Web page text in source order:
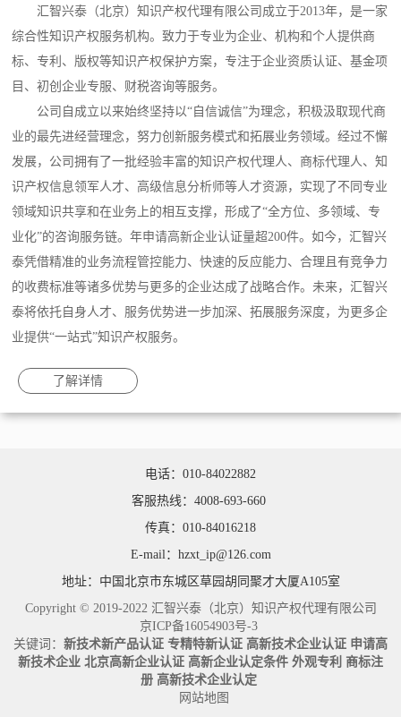
汇智兴泰（北京）知识产权代理有限公司成立于2013年，是一家
综合性知识产权服务机构。致力于专业为企业、机构和个人提供商
标、专利、版权等知识产权保护方案，专注于企业资质认证、基金项
目、初创企业专服、财税咨询等服务。
公司自成立以来始终坚持以“自信诚信”为理念，积极汲取现代商
业的最先进经营理念，努力创新服务模式和拓展业务领域。经过不懈
发展，公司拥有了一批经验丰富的知识产权代理人、商标代理人、知
识产权信息领军人才、高级信息分析师等人才资源，实现了不同专业
领域知识共享和在业务上的相互支撑，形成了“全方位、多领域、专
业化”的咨询服务链。年申请高新企业认证量超200件。如今，汇智兴
泰凭借精准的业务流程管控能力、快速的反应能力、合理且有竞争力
的收费标准等诸多优势与更多的企业达成了战略合作。未来，汇智兴
泰将依托自身人才、服务优势进一步加深、拓展服务深度，为更多企
业提供“一站式”知识产权服务。
了解详情
电话：010-84022882
客服热线：4008-693-660
传真：010-84016218
E-mail：hzxt_ip@126.com
地址：中国北京市东城区草园胡同聚才大厦A105室
Copyright © 2019-2022 汇智兴泰（北京）知识产权代理有限公司
京ICP备16054903号-3
关键词： 新技术新产品认证 专精特新认证 高新技术企业认证 申请高
新技术企业 北京高新企业认证 高新企业认定条件 外观专利 商标注
册 高新技术企业认定
网站地图